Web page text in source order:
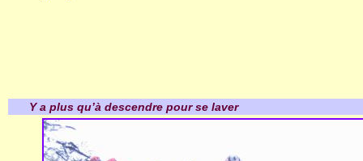
Y a plus qu’à descendre pour se laver